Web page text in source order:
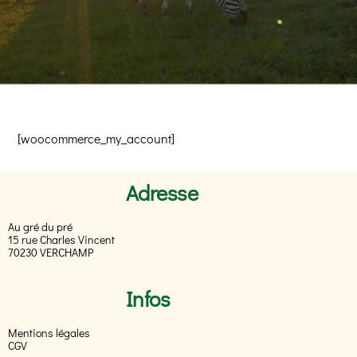
[woocommerce_my_account]
Adresse
Au gré du pré
15 rue Charles Vincent
70230 VERCHAMP
Infos
Mentions légales
CGV